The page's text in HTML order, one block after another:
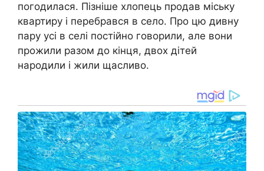
погодилася. Пізніше хлопець продав міську
квартиру і перебрався в село. Про цю дивну
пару усі в селі постійно говорили, але вони
прожили разом до кінця, двох дітей
народили і жили щасливо.